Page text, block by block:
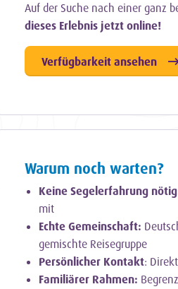
Auf der Suche nach einer ganz
dieses Erlebnis jetzt online!
Verfügbarkeit ansehen
Warum noch warten?
Keine Segelerfahrung
mit
Echte Gemeinschaft:
gemischte Reisegruppe
Persönlicher Kontakt:
Familiärer Rahmen: